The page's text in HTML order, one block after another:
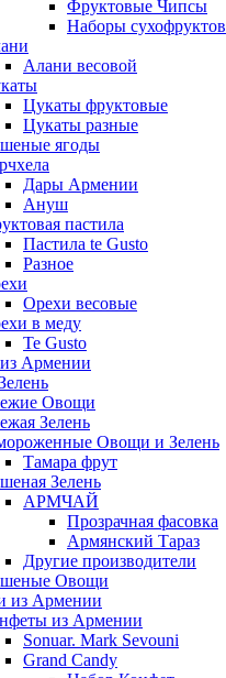
Фруктовые Чипсы
Наборы сухофруктов
Алани весовой
Цукаты фруктовые
Цукаты разные
ягоды
Дары Армении
Ануш
пастила
Пастила te Gusto
Разное
Орехи весовые
в меду
Te Gusto
Армении
Овощи
Зелень
Овощи и Зелень
Тамара фрут
Зелень
АРМЧАЙ
Прозрачная фасовка
Армянский Тараз
Другие производители
Овощи
из Армении
из Армении
Sonuar. Mark Sevouni
Grand Candy